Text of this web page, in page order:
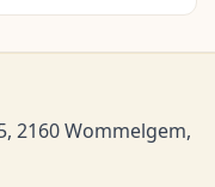
2160 Wommelgem,